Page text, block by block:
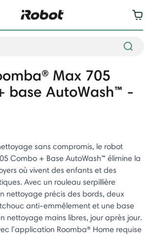
Max 705
base AutoWash™ -
sans compromis, le robot
Combo + Base AutoWash™ élimine la
où vivent des enfants et des
Avec un rouleau serpillière
nettoyage précis des bords, deux
anti-emmêlement et une base
nettoyage mains libres, jour après jour.
l’application Roomba® Home requise